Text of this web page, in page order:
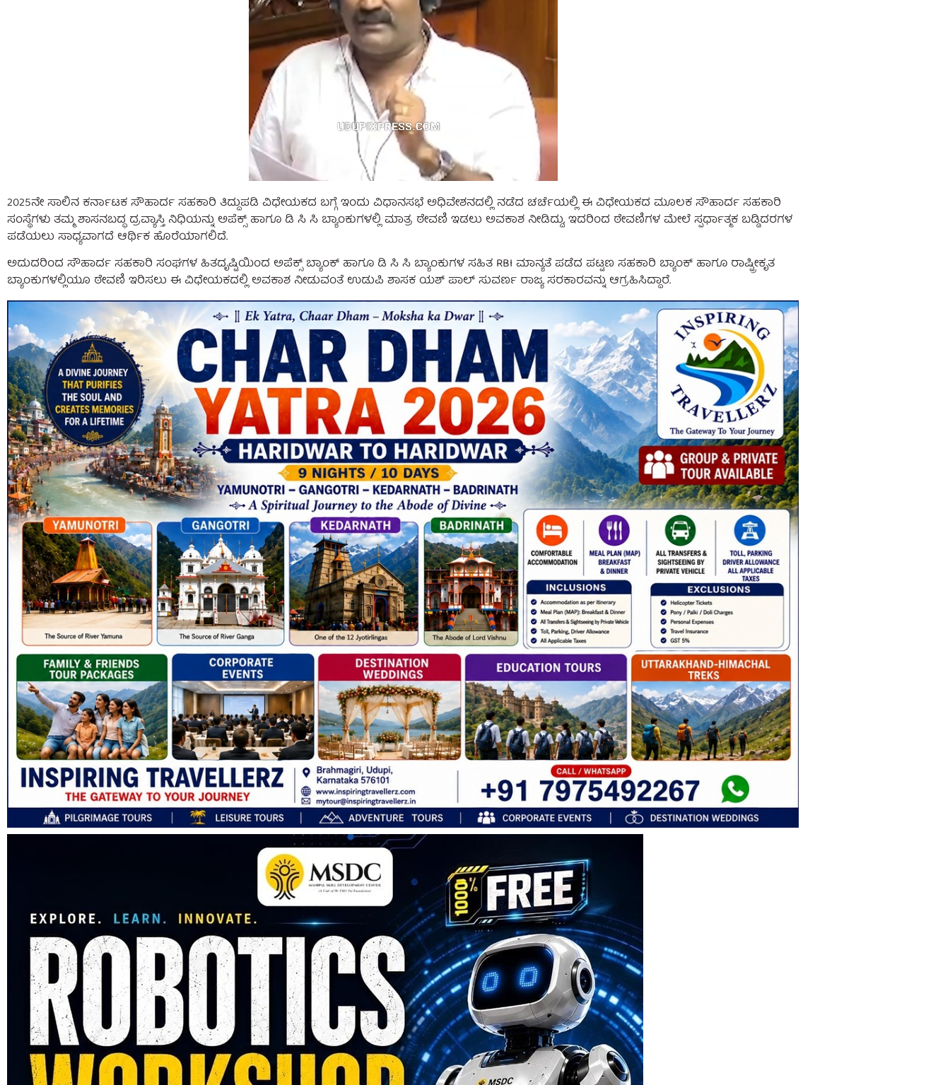
2025ನೇ ಸಾಲಿನ ಕರ್ನಾಟಕ ಸೌಹಾರ್ದ ಸಹಕಾರಿ ತಿದ್ದುಪಡಿ ವಿಧೇಯಕದ ಬಗ್ಗೆ ಇಂದು ವಿಧಾನಸಭೆ ಅಧಿವೇಶನದಲ್ಲಿ ನಡೆದ ಚರ್ಚೆಯಲ್ಲಿ ಈ ವಿಧೇಯಕದ ಮೂಲಕ ಸೌಹಾರ್ದ ಸಹಕಾರಿ
ಸಂಸ್ಥೆಗಳು ತಮ್ಮ ಶಾಸನಬದ್ಧ ದ್ರವ್ಯಾಸ್ತಿ ನಿಧಿಯನ್ನು ಅಪೆಕ್ಸ್ ಹಾಗೂ ಡಿ ಸಿ ಸಿ ಬ್ಯಾಂಕುಗಳಲ್ಲಿ ಮಾತ್ರ ಠೇವಣಿ ಇಡಲು ಅವಕಾಶ ನೀಡಿದ್ದು, ಇದರಿಂದ ಠೇವಣಿಗಳ ಮೇಲೆ ಸ್ಪರ್ಧಾತ್ಮಕ ಬಡ್ಡಿದರಗಳ
ಪಡೆಯಲು ಸಾಧ್ಯವಾಗದೆ ಆರ್ಥಿಕ ಹೊರೆಯಾಗಲಿದೆ.
ಅದುದರಿಂದ ಸೌಹಾರ್ದ ಸಹಕಾರಿ ಸಂಘಗಳ ಹಿತದೃಷ್ಟಿಯಿಂದ ಅಪೆಕ್ಸ್ ಬ್ಯಾಂಕ್ ಹಾಗೂ ಡಿ ಸಿ ಸಿ ಬ್ಯಾಂಕುಗಳ ಸಹಿತ RBI ಮಾನ್ಯತೆ ಪಡೆದ ಪಟ್ಟಣ ಸಹಕಾರಿ ಬ್ಯಾಂಕ್ ಹಾಗೂ ರಾಷ್ಟ್ರೀಕೃತ
ಬ್ಯಾಂಕುಗಳಲ್ಲಿಯೂ ಠೇವಣಿ ಇರಿಸಲು ಈ ವಿಧೇಯಕದಲ್ಲಿ ಅವಕಾಶ ನೀಡುವಂತೆ ಉಡುಪಿ ಶಾಸಕ ಯಶ್ ಪಾಲ್ ಸುವರ್ಣ ರಾಜ್ಯ ಸರಕಾರವನ್ನು ಆಗ್ರಹಿಸಿದ್ದಾರೆ.